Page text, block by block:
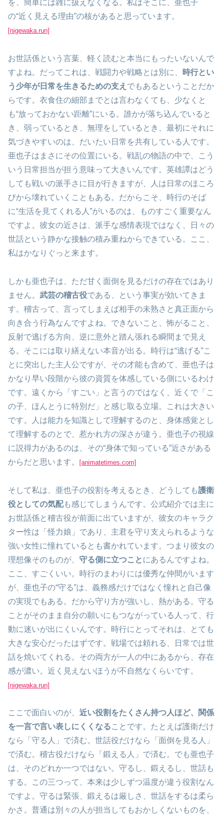
を、簡単には雑に扱えなくなる。私はそこに、亜也子
の“近く見える理由”の核があると思っています。
[nigewaka.run]
お世話係という言葉、軽く読むと本当にもったいないんで
すよね。だってこれは、戦闘力や戦略とは別に、
時行とい
う少年が日常を生きるための支え でもあるということだか
らです。衣食住の細部までとは言わなくても、少なくと
も“放っておかない距離”にいる。誰かが落ち込んでいると
き、弱っているとき、無理をしているとき、最初にそれに
気づきやすいのは、だいたい日常を共有している人です。
亜也子はまさにその位置にいる。戦乱の物語の中で、こう
いう日常担当が担う意味って大きいんです。英雄譚はどう
しても戦いの派手さに目が行きますが、人は日常のほころ
びから壊れていくこともある。だからこそ、時行のそば
に“生活を見てくれる人”がいるのは、ものすごく重要なん
ですよ。彼女の近さは、派手な感情表現ではなく、日々の
世話という静かな接触の積み重ねからできている。ここ、
私はかなりぐっと来ます。
しかも亜也子は、ただ甘く面倒を見るだけの存在ではあり
ません。 武芸の稽古役である、という事実が効いてきま
す。稽古って、言ってしまえば相手の未熟さと真正面から
向き合う行為なんですよね。できないこと、怖がること、
反射で逃げる方向、逆に意外と踏ん張れる瞬間まで見え
る。そこには取り繕えない本音が出る。時行は“逃げる”こ
とに突出した主人公ですが、その才能も含めて、亜也子は
かなり早い段階から彼の資質を体感している側にいるわけ
です。遠くから「すごい」と言うのではなく、近くで「こ
の子、ほんとうに特別だ」と感じ取る立場。これは大きい
です。人は能力を知識として理解するのと、身体感覚とし
て理解するのとで、惹かれ方の深さが違う。亜也子の視線
に説得力があるのは、その“身体で知っている”近さがある
からだと思います。
[animatetimes.com]
そして私は、亜也子の役割を考えるとき、どうしても護衛
役としての気配も感じてしまうんです。公式紹介では主に
お世話係と稽古役が前面に出ていますが、彼女のキャラク
ター性は「怪力娘」であり、主君を守り支えられるような
強い女性に憧れているとも書かれています。つまり彼女の
理想像そのものが、 守る側に立つことにあるんですよね。
ここ、すごくいい。時行のまわりには優秀な仲間がいます
が、亜也子の“守る”は、義務感だけではなく憧れと自己像
の実現でもある。だから守り方が強いし、熱がある。守る
ことがそのまま自分の願いにもつながっている人って、行
動に迷いが出にくいんです。時行にとってそれは、とても
大きな安心だったはずです。戦場では頼れる、日常では世
話を焼いてくれる。その両方が一人の中にあるから、存在
感が濃い。近く見えないほうが不自然なくらいです。
[nigewaka.run]
ここで面白いのが、 近い役割をたくさん持つ人ほど、関係
を一言で言い表しにくくなることです。たとえば護衛だけ
なら「守る人」で済む。世話役だけなら「面倒を見る人」
で済む。稽古役だけなら「鍛える人」で済む。でも亜也子
は、そのどれか一つではない。守るし、鍛えるし、世話も
する。この三つって、本来は少しずつ温度が違う役割なん
ですよ。守るは緊張、鍛えるは厳しさ、世話をするは柔ら
かさ。普通は別々の人が担当してもおかしくないものを、